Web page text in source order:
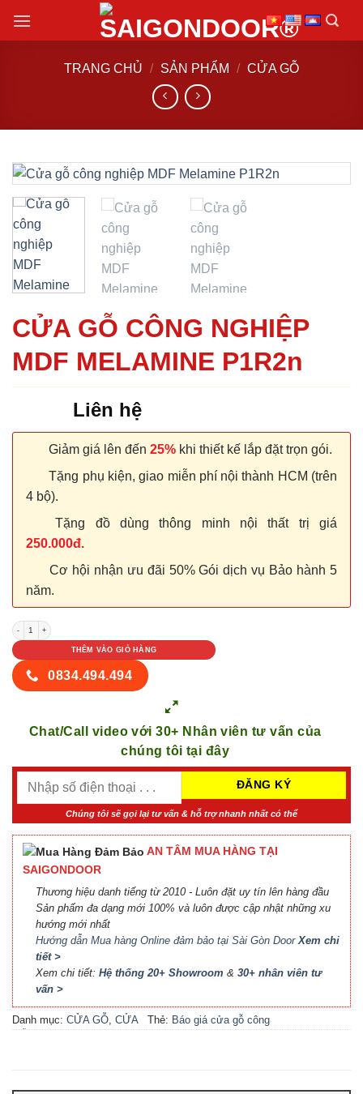
đến
TRANG CHỦ / SẢN PHẨM / CỬA GỖ
CỬA GỖ CÔNG NGHIỆP
MDF MELAMINE P1R2n
Liên hệ
Giảm giá lên đến 25% khi thiết kế lắp đặt trọn gói.
Tặng phụ kiện, giao miễn phí nội thành HCM (trên
4 bộ).
Tặng đồ dùng thông minh nội thất trị giá
250.000đ.
Cơ hội nhận ưu đãi 50% Gói dịch vụ Bảo hành 5
năm.
CỬA GỖ CÔNG NGHIỆP MDF MELAMINE P1R2n số lượng
THÊM VÀO GIỎ HÀNG
0834.494.494
Chat/Call video với 30+ Nhân viên tư vấn của
chúng tôi tại đây
Chúng tôi sẽ gọi lại tư vấn & hỗ trợ nhanh nhất có thể
AN TÂM MUA HÀNG TẠI
SAIGONDOOR
Thương hiệu danh tiếng từ 2010 - Luôn đặt uy tín lên hàng đầu
Sản phẩm đa dạng mới 100% và luôn được cập nhật những xu
hướng mới nhất
Hướng dẫn Mua hàng Online đảm bảo tại Sài Gòn DoorXem chi
tiết >
Xem chi tiết: Hệ thống 20+ Showroom & 30+ nhân viên tư
vấn >
Danh mục: CỬA GỖ, CỬA
Thẻ: Báo giá cửa gỗ công